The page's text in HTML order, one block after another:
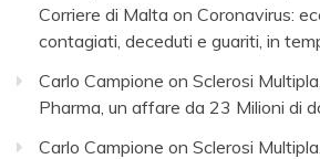
Corriere di Malta on Coronavirus:
contagiati, deceduti e guariti, in
Carlo Campione on Sclerosi
Pharma, un affare da 23 Milioni di
Carlo Campione on Sclerosi